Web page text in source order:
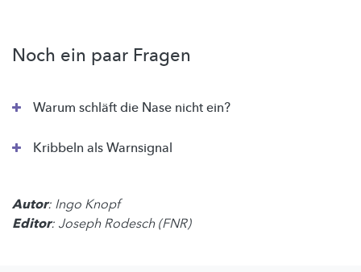
Noch ein paar Fragen
Warum schläft die Nase nicht ein?
Kribbeln als Warnsignal
Autor: Ingo Knopf
Editor: Joseph Rodesch (FNR)